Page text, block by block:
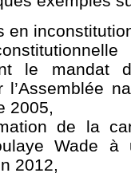
en
le mandat
l’Assemblée
2005,
de la
Wade à
2012,